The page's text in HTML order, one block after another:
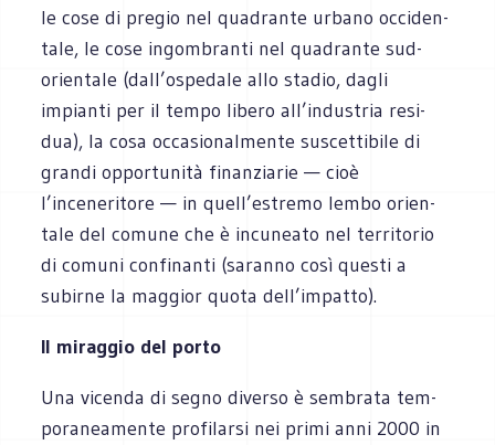
le cose di pre­gio nel qua­drante urbano occi­den­
tale, le cose ingom­branti nel qua­drante sud-
orientale (dall’ospedale allo sta­dio, dagli
impianti per il tempo libero all’industria resi­
dua), la cosa occa­sio­nal­mente suscet­ti­bile di
grandi oppor­tu­nità finan­zia­rie — cioè
l’inceneritore — in quell’estremo lembo orien­
tale del comune che è incu­neato nel ter­ri­to­rio
di comuni con­fi­nanti (saranno così que­sti a
subirne la mag­gior quota dell’impatto).
Il mirag­gio del porto
Una vicenda di segno diverso è sem­brata tem­
po­ra­nea­mente pro­fi­larsi nei primi anni 2000 in